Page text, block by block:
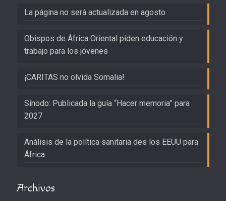
La página no será actualizada en agosto
Obispos de África Oriental piden educación y
trabajo para los jóvenes
¡CARITAS no olvida Somalia!
Sínodo: Publicada la guía “Hacer memoria” para
2027
Análisis de la política sanitaria des los EEUU para
África
Archivos